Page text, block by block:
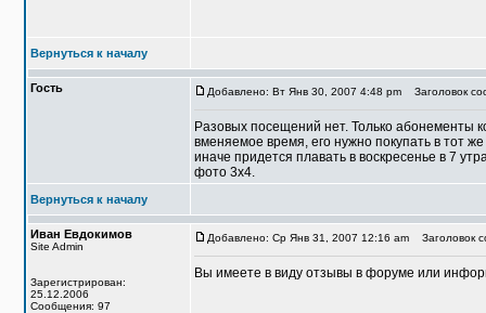
Вернуться к началу
Гость Добавлено: Вт Янв 30, 2007 4:48 pm Заголовок
Разовых посещений нет. Только абонементы
вменяемое время, его нужно покупать в тот
иначе придется плавать в воскресенье в 7
фото 3х4.
Вернуться к началу
Иван Евдокимов
Site Admin
Зарегистрирован:
25.12.2006
Сообщения: 97
Добавлено: Ср Янв 31, 2007 12:16 am Заголовок
Вы имеете в виду отзывы в форуме или